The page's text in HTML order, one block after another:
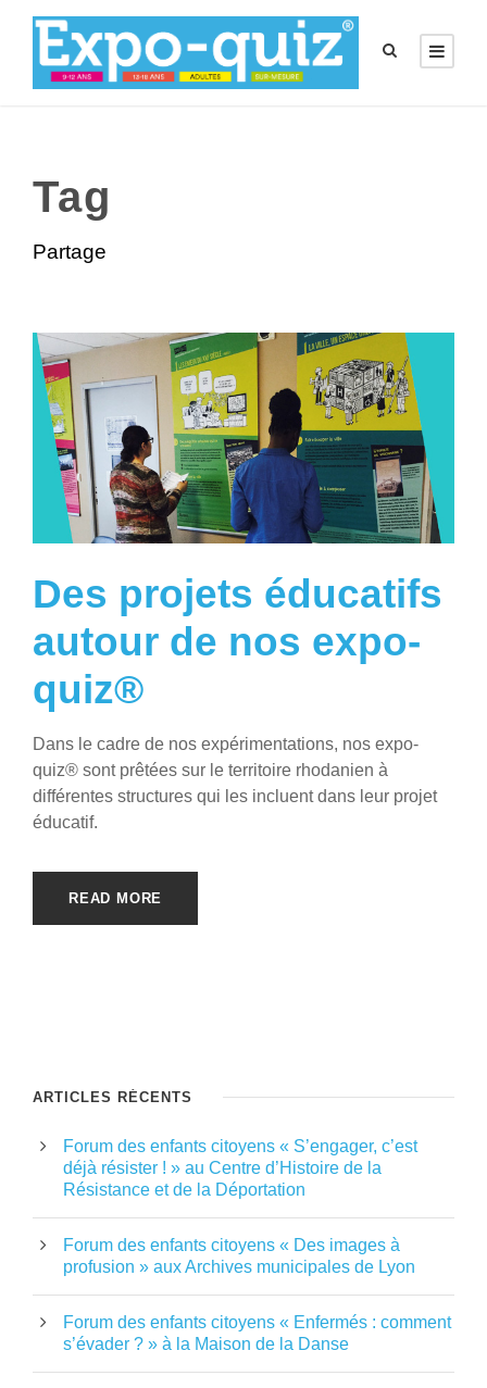
Tag
Partage
Des projets éducatifs
autour de nos expo-
quiz®
Dans le cadre de nos expérimentations, nos expo-
quiz® sont prêtées sur le territoire rhodanien à
différentes structures qui les incluent dans leur projet
éducatif.
READ MORE
ARTICLES RÉCENTS
Forum des enfants citoyens « S’engager, c’est
déjà résister ! » au Centre d’Histoire de la
Résistance et de la Déportation
Forum des enfants citoyens « Des images à
profusion » aux Archives municipales de Lyon
Forum des enfants citoyens « Enfermés : comment
s’évader ? » à la Maison de la Danse